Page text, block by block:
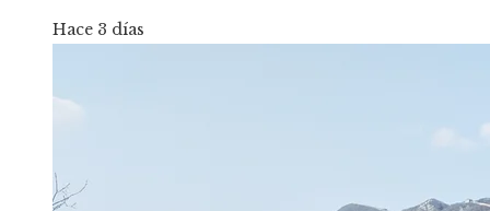
Hace 3 días